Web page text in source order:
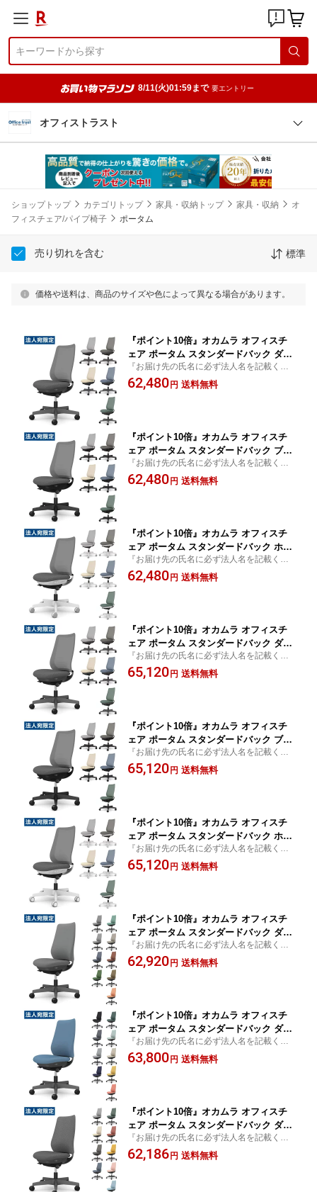
8/11(火)01:59まで 要エントリー
オフィストラスト
ショップトップ カテゴリトップ 家具・収納トップ 家具・収納
オ
フィスチェア/パイプ椅子
ポータム
売り切れを含む 標準
価格や送料は、商品のサイズや色によって異なる場合があります。
『ポイント10倍』オカムラ オフィスチ
ェア ポータム スタンダードバック ダー
クグレーフレーム 背メッシュ 肘なし ナ
イロンキャスター インターロック CF11
『お届け先の氏名に必ず法人名を記載くだ
さい』椅子 オフィス家具 OAチェア デスク
チェア Potam
62,480 円 送料無料
『ポイント10倍』オカムラ オフィスチ
ェア ポータム スタンダードバック ブラ
ックフレーム 背メッシュ 肘なし ナイロ
ンキャスター インターロック CF11XR
『お届け先の氏名に必ず法人名を記載くだ
さい』椅子 オフィス家具 OAチェア デスク
チェア Potam
62,480 円 送料無料
『ポイント10倍』オカムラ オフィスチ
ェア ポータム スタンダードバック ホワ
イトフレーム 背メッシュ 肘なし ナイロ
ンキャスター インターロック CF11XW
『お届け先の氏名に必ず法人名を記載くだ
さい』椅子 オフィス家具 OAチェア デスク
チェア Potam
62,480 円 送料無料
『ポイント10倍』オカムラ オフィスチ
ェア ポータム スタンダードバック ダー
クグレーフレーム 背メッシュ 肘なし ウ
レタンキャスター インターロック CF11
『お届け先の氏名に必ず法人名を記載くだ
さい』椅子 オフィス家具 OAチェア デスク
チェア Potam
65,120 円 送料無料
『ポイント10倍』オカムラ オフィスチ
ェア ポータム スタンダードバック ブラ
ックフレーム 背メッシュ 肘なし ウレタ
ンキャスター インターロック CF11ZR F
『お届け先の氏名に必ず法人名を記載くだ
さい』椅子 オフィス家具 OAチェア デスク
チェア Potam
65,120 円 送料無料
『ポイント10倍』オカムラ オフィスチ
ェア ポータム スタンダードバック ホワ
イトフレーム 背メッシュ 肘なし ウレタ
ンキャスター インターロック CF11ZW
『お届け先の氏名に必ず法人名を記載くだ
さい』椅子 オフィス家具 OAチェア デスク
チェア Potam
65,120 円 送料無料
『ポイント10倍』オカムラ オフィスチ
ェア ポータム スタンダードバック ダー
クグレーフレーム 背クッション 肘なし
ナイロンキャスター ツイル CF13XA FK
『お届け先の氏名に必ず法人名を記載くだ
さい』椅子 オフィス家具 OAチェア デスク
チェア Potam
62,920 円 送料無料
『ポイント10倍』オカムラ オフィスチ
ェア ポータム スタンダードバック ダー
クグレーフレーム 背クッション 肘なし
ナイロンキャスター リネット CF13XA
『お届け先の氏名に必ず法人名を記載くだ
さい』椅子 オフィス家具 OAチェア デスク
チェア Potam
63,800 円 送料無料
『ポイント10倍』オカムラ オフィスチ
ェア ポータム スタンダードバック ダー
クグレーフレーム 背クッション 肘なし
ナイロンキャスター インターロック CF
『お届け先の氏名に必ず法人名を記載くだ
さい』椅子 オフィス家具 OAチェア デスク
チェア Potam
62,186 円 送料無料